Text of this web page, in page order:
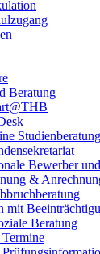
Beratung
Studienberatung
Bewerber
&
mit
Beratung